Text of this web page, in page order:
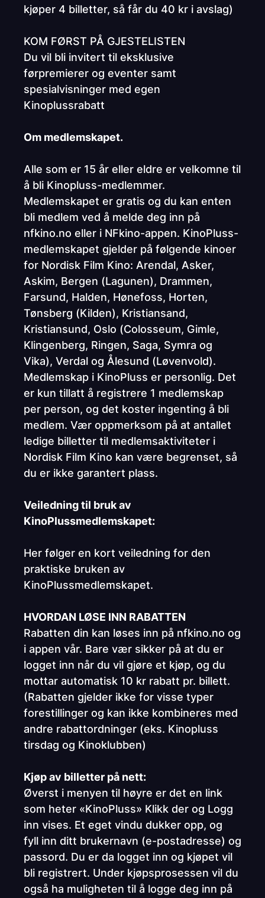
kjøper 4 billetter, så får du 40 kr i avslag)
KOM FØRST PÅ GJESTELISTEN
Du vil bli invitert til eksklusive
førpremierer og eventer samt
spesialvisninger med egen
Kinoplussrabatt
Om medlemskapet.
Alle som er 15 år eller eldre er velkomne til
å bli Kinopluss-medlemmer.
Medlemskapet er gratis og du kan enten
bli medlem ved å melde deg inn på
nfkino.no eller i NFkino-appen. KinoPluss-
medlemskapet gjelder på følgende kinoer
for Nordisk Film Kino: Arendal, Asker,
Askim, Bergen (Lagunen), Drammen,
Farsund, Halden, Hønefoss, Horten,
Tønsberg (Kilden), Kristiansand,
Kristiansund, Oslo (Colosseum, Gimle,
Klingenberg, Ringen, Saga, Symra og
Vika), Verdal og Ålesund (Løvenvold).
Medlemskap i KinoPluss er personlig. Det
er kun tillatt å registrere 1 medlemskap
per person, og det koster ingenting å bli
medlem. Vær oppmerksom på at antallet
ledige billetter til medlemsaktiviteter i
Nordisk Film Kino kan være begrenset, så
du er ikke garantert plass.
Veiledning til bruk av
KinoPlussmedlemskapet:
Her følger en kort veiledning for den
praktiske bruken av
KinoPlussmedlemskapet.
HVORDAN LØSE INN RABATTEN
Rabatten din kan løses inn på nfkino.no og
i appen vår. Bare vær sikker på at du er
logget inn når du vil gjøre et kjøp, og du
mottar automatisk 10 kr rabatt pr. billett.
(Rabatten gjelder ikke for visse typer
forestillinger og kan ikke kombineres med
andre rabattordninger (eks. Kinopluss
tirsdag og Kinoklubben)
Kjøp av billetter på nett:
Øverst i menyen til høyre er det en link
som heter «KinoPluss» Klikk der og Logg
inn vises. Et eget vindu dukker opp, og
fyll inn ditt brukernavn (e-postadresse) og
passord. Du er da logget inn og kjøpet vil
bli registrert. Under kjøpsprosessen vil du
også ha muligheten til å logge deg inn på